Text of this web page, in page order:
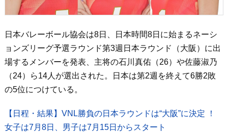
日本バレーボール協会は8日、日本時間8日に始まるネーシ
ョンズリーグ予選ラウンド第3週日本ラウンド（大阪）に出
場するメンバーを発表、主将の石川真佑（26）や佐藤淑乃
（24）ら14人が選出された。日本は第2週を終えて6勝2敗
の5位につけている。
【日程・結果】VNL勝負の日本ラウンドは“大阪”に決定 ！
女子は7月8日、男子は7月15日からスタート